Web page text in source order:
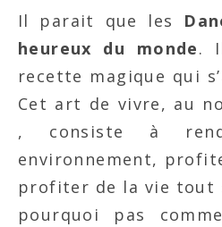
Il parait que les
heureux du monde.
recette magique qui
Cet art de vivre, au
, consiste à
environnement,
profiter de la vie tout
pourquoi pas